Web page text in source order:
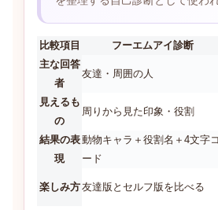
比較項目 フーエムアイ診断
主な回答
者
友達・周囲の人
見えるも
の
周りから見た印象・役割
結果の表
現
動物キャラ＋役割名＋4文字コ
ード
楽しみ方友達版とセルフ版を比べる